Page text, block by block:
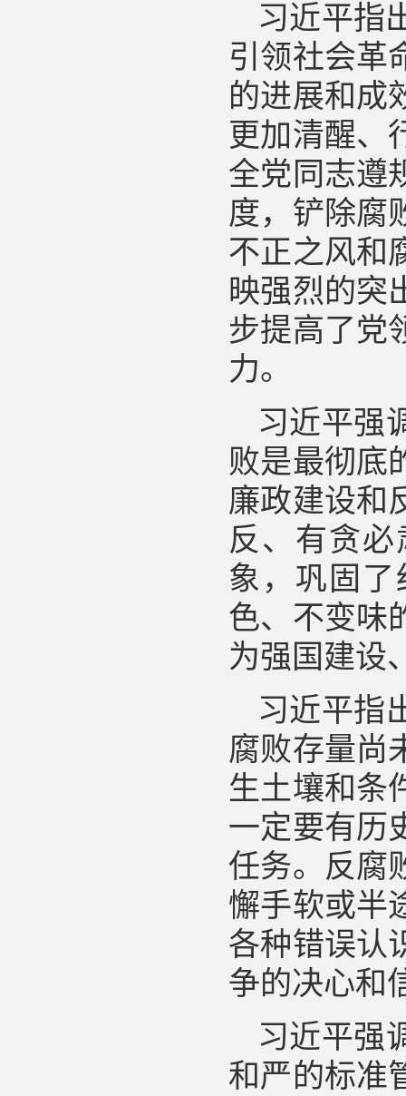
习近平指
引领社会革
的进展和成
更加清醒、
全党同志遵
度，铲除腐
不正之风和
映强烈的突
步提高了党
力。
习近平强
败是最彻底
廉政建设和
反、有贪
象，巩固
色、不变味
为强国建设
习近平指
腐败存量尚
生土壤和条
一定要有历
任务。反腐
懈手软或半
各种错误认
争的决心和
习近平强
和严的标准